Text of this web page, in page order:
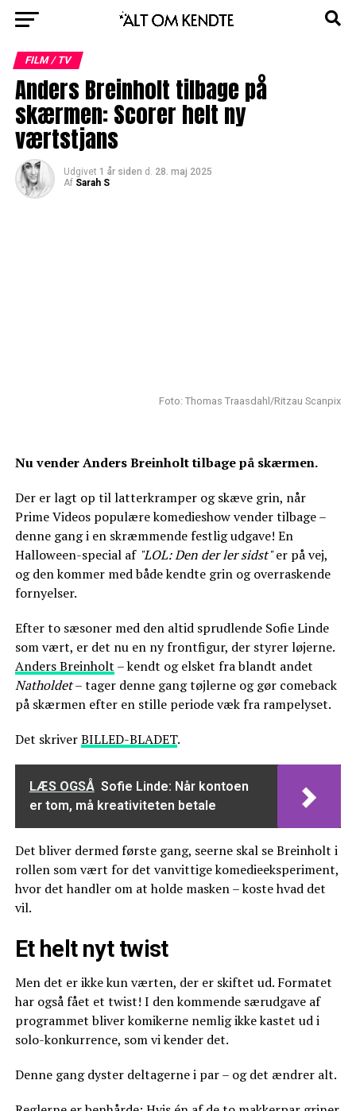
FILM / TV
Anders Breinholt tilbage på
skærmen: Scorer helt ny
værtstjans
Udgivet 1 år siden d. 28. maj 2025
Af Sarah S
Foto: Thomas Traasdahl/Ritzau Scanpix
Nu vender Anders Breinholt tilbage på skærmen.
Der er lagt op til latterkramper og skæve grin, når
Prime Videos populære komedieshow vender tilbage –
denne gang i en skræmmende festlig udgave! En
Halloween-special af "LOL: Den der ler sidst"er på vej,
og den kommer med både kendte grin og overraskende
fornyelser.
Efter to sæsoner med den altid sprudlende Sofie Linde
som vært, er det nu en ny frontfigur, der styrer løjerne.
Anders Breinholt – kendt og elsket fra blandt andet
Natholdet– tager denne gang tøjlerne og gør comeback
på skærmen efter en stille periode væk fra rampelyset.
Det skriverBILLED-BLADET.
LÆS OGSÅ Sofie Linde: Når kontoen
er tom, må kreativiteten betale
Det bliver dermed første gang, seerne skal se Breinholt i
rollen som vært for det vanvittige komedieeksperiment,
hvor det handler om at holde masken – koste hvad det
vil.
Et helt nyt twist
Men det er ikke kun værten, der er skiftet ud. Formatet
har også fået et twist! I den kommende særudgave af
programmet bliver komikerne nemlig ikke kastet ud i
solo-konkurrence, som vi kender det.
Denne gang dyster deltagerne i par – og det ændrer alt.